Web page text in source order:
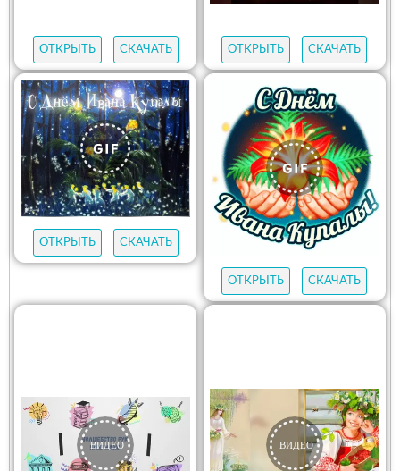
ОТКРЫТЬ СКАЧАТЬ ОТКРЫТЬ СКАЧАТЬ
ОТКРЫТЬ СКАЧАТЬ
ОТКРЫТЬ СКАЧАТЬ